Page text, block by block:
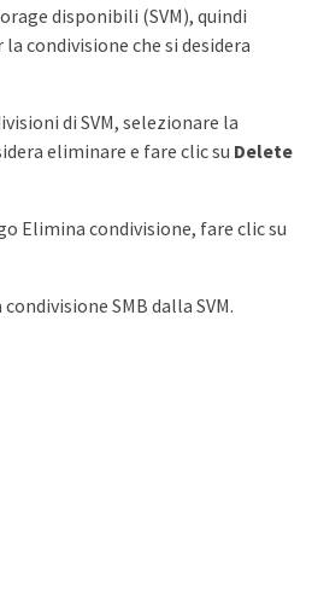
disponibili (SVM), quindi
condivisione che si desidera
di SVM, selezionare la
eliminare e fare clic su Delete
Elimina condivisione, fare clic su
SMB dalla SVM.